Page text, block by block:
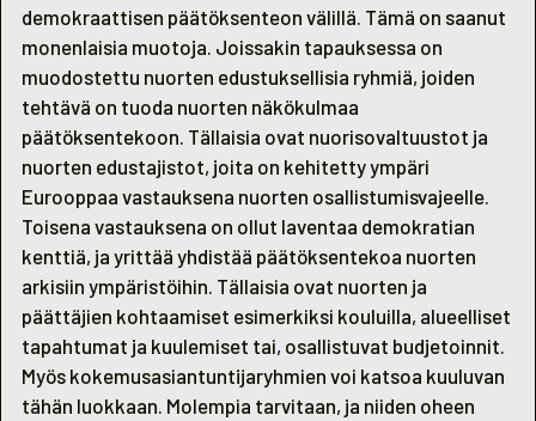
demokraattisen päätöksenteon välillä. Tämä on saanut
monenlaisia muotoja. Joissakin tapauksessa on
muodostettu nuorten edustuksellisia ryhmiä, joiden
tehtävä on tuoda nuorten näkökulmaa
päätöksentekoon. Tällaisia ovat nuorisovaltuustot ja
nuorten edustajistot, joita on kehitetty ympäri
Eurooppaa vastauksena nuorten osallistumisvajeelle.
Toisena vastauksena on ollut laventaa demokratian
kenttiä, ja yrittää yhdistää päätöksentekoa nuorten
arkisiin ympäristöihin. Tällaisia ovat nuorten ja
päättäjien kohtaamiset esimerkiksi kouluilla, alueelliset
tapahtumat ja kuulemiset tai, osallistuvat budjetoinnit.
Myös kokemusasiantuntijaryhmien voi katsoa kuuluvan
tähän luokkaan. Molempia tarvitaan, ja niiden oheen